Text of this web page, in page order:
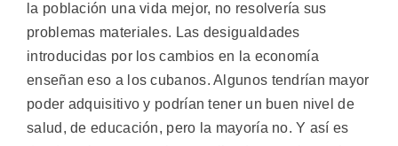
la población una vida mejor, no resolvería sus
problemas materiales. Las desigualdades
introducidas por los cambios en la economía
enseñan eso a los cubanos. Algunos tendrían mayor
poder adquisitivo y podrían tener un buen nivel de
salud, de educación, pero la mayoría no. Y así es